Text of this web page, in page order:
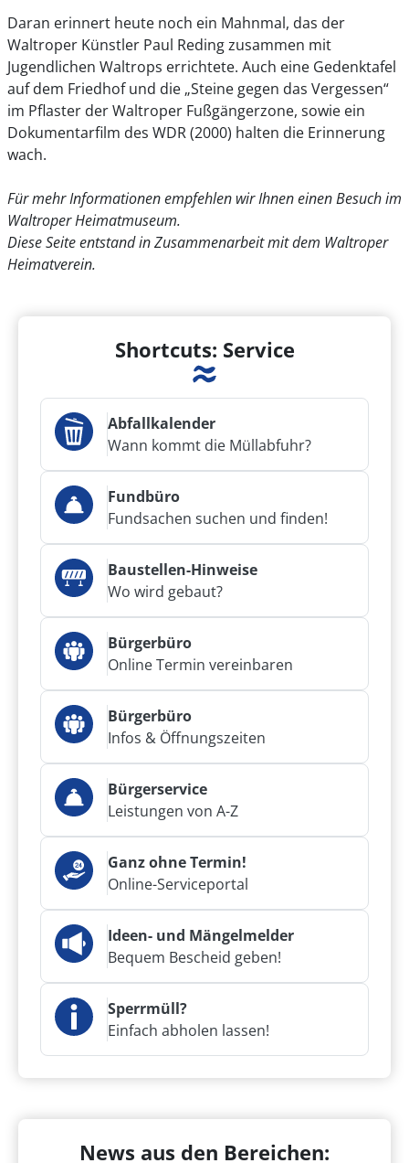
Daran erinnert heute noch ein Mahnmal, das der
Waltroper Künstler Paul Reding zusammen mit
Jugendlichen Waltrops errichtete. Auch eine Gedenktafel
auf dem Friedhof und die „Steine gegen das Vergessen“
im Pflaster der Waltroper Fußgängerzone, sowie ein
Dokumentarfilm des WDR (2000) halten die Erinnerung
wach.
Für mehr Informationen empfehlen wir Ihnen einen Besuch im
Waltroper Heimatmuseum.
Diese Seite entstand in Zusammenarbeit mit dem Waltroper
Heimatverein.
Shortcuts: Service
Abfallkalender
Wann kommt die Müllabfuhr?
Fundbüro
Fundsachen suchen und finden!
Baustellen-Hinweise
Wo wird gebaut?
Bürgerbüro
Online Termin vereinbaren
Bürgerbüro
Infos & Öffnungszeiten
Bürgerservice
Leistungen von A-Z
Ganz ohne Termin!
Online-Serviceportal
Ideen- und Mängelmelder
Bequem Bescheid geben!
Sperrmüll?
Einfach abholen lassen!
News aus den Bereichen: